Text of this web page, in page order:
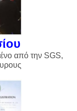
από την SGS,